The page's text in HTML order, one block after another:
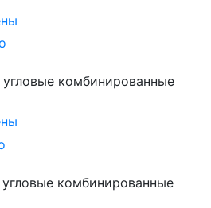
угловые комбинированные
угловые комбинированные